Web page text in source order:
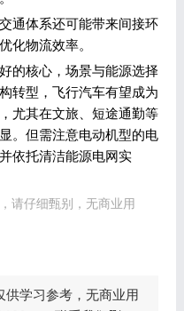
通体系还可能带来间接环
化物流效率。
的核心，场景与能源选择
转型，飞行汽车有望成为
尤其在文旅、短途通勤等
。但需注意电动机型的电
依托清洁能源电网实
请仔细甄别，无商业用
供学习参考，无商业用